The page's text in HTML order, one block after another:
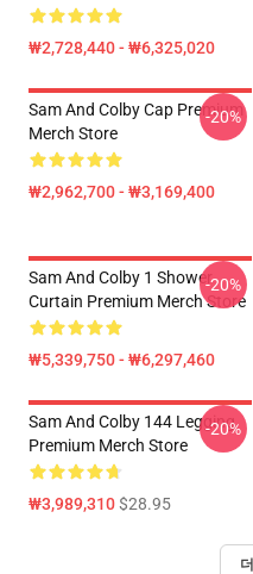
₩2,728,440 - ₩6,325,020
Sam And Colby Cap Premium
Merch Store
₩2,962,700 - ₩3,169,400
-20%
Sam And Colby 1 Shower
Curtain Premium Merch Store
₩5,339,750 - ₩6,297,460
-20%
Sam And Colby 144 Legging
Premium Merch Store
₩3,989,310$28.95
-20%